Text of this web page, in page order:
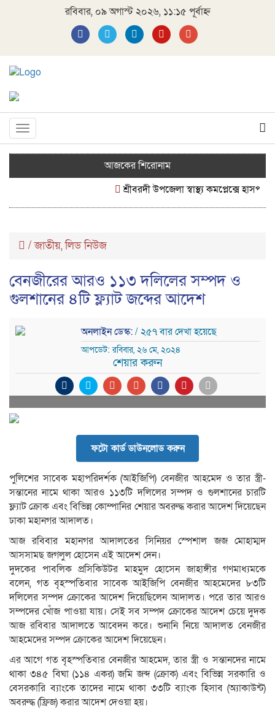
রবিবার, ০৯ অগাস্ট ২০২৬, ১১:১৫ পূর্বাহ্ন
Toggle
navigation
আজকের শিরোনাম
শ্রীবরদী উপজেলা স্বাস্থ্য কমপ্লেক্সে
/জাতীয়,লিড নিউজ
বেনজীরের আরও ১১৩ দলিলের সম্পদ ও
গুলশানের ৪টি ফ্ল্যাট জব্দের আদেশ
অনলাইন ডেস্ক:/ ২৫৭ বার দেখা হয়েছে
আপডেট: রবিবার, ২৬ মে, ২০২৪
শেয়ার করুন
ফটো কার্ড ডাউনলোড করুন
পুলিশের সাবেক মহাপরিদর্শক (আইজিপি) বেনজীর আহমেদ ও তার স্ত্রী-
সন্তানের নামে থাকা আরও ১১৩টি দলিলের সম্পদ ও গুলশানের চারটি
ফ্ল্যাট ক্রোক এবং বিভিন্ন কোম্পানির শেয়ার অবরুদ্ধ করার আদেশ দিয়েছেন
ঢাকা মহানগর আদালত।
আজ রবিবার মহানগর আদালতের সিনিয়র স্পেশাল জজ মোহাম্মদ
আসসামছ জগলুল হোসেন এই আদেশ দেন।
দুদকের পাবলিক প্রসিকিউটর মাহমুদ হোসেন জাহাঙ্গীর গণমাধ্যমকে
বলেন, গত বৃহস্পতিবার সাবেক আইজিপি বেনজীর আহমেদের ৮৩টি
দলিলের সম্পদ ক্রোকের আদেশ দিয়েছিলেন আদালত। পরে তার আরও
সম্পদের খোঁজ পাওয়া যায়। সেই সব সম্পদ ক্রোকের আদেশ চেয়ে দুদক
আজ রবিবার আদালতে আবেদন করে। শুনানি নিয়ে আদালত বেনজীর
আহমেদের সম্পদ ক্রোকের আদেশ দিয়েছেন।
এর আগে গত বৃহস্পতিবার বেনজীর আহমেদ, তার স্ত্রী ও সন্তানদের নামে
থাকা ৩৪৫ বিঘা (১১৪ একর) জমি জব্দ (ক্রোক) এবং বিভিন্ন সরকারি ও
বেসরকারি ব্যাংকে তাদের নামে থাকা ৩৩টি ব্যাংক হিসাব (অ্যাকাউন্ট)
অবরুদ্ধ (ফ্রিজ) করার আদেশ দেওয়া হয়।